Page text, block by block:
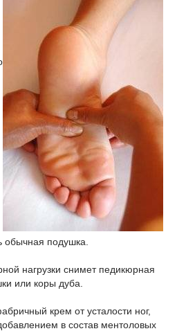
обычная подушка.
нагрузки снимет педикюрная
или коры дуба.
крем от усталости ног,
в состав ментоловых